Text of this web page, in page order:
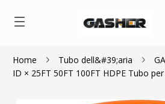
Home Tubo dell&#39;aria
ID × 25FT 50FT 100FT HDPE Tubo
$99.99 $89.99